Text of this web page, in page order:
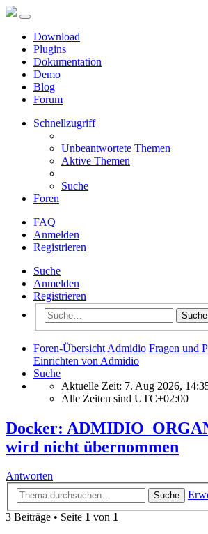
Download
Plugins
Dokumentation
Demo
Blog
Forum
Schnellzugriff
Unbeantwortete Themen
Aktive Themen
Suche
Foren
FAQ
Anmelden
Registrieren
Suche
Anmelden
Registrieren
Suche
Foren-Übersicht Admidio Fragen und
Einrichten von Admidio
Suche
Aktuelle Zeit: 7. Aug 2026,
Alle Zeiten sind UTC+02:00
Docker:
wird nicht übernommen
Antworten
Suche
3 Beiträge • Seite 1 von 1